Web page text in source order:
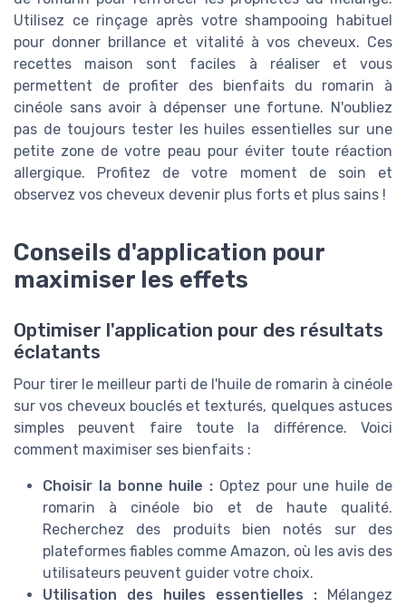
Utilisez ce rinçage après votre shampooing habituel
pour donner brillance et vitalité à vos cheveux. Ces
recettes maison sont faciles à réaliser et vous
permettent de profiter des bienfaits du romarin à
cinéole sans avoir à dépenser une fortune. N'oubliez
pas de toujours tester les huiles essentielles sur une
petite zone de votre peau pour éviter toute réaction
allergique. Profitez de votre moment de soin et
observez vos cheveux devenir plus forts et plus sains !
Conseils d'application pour
maximiser les effets
Optimiser l'application pour des résultats
éclatants
Pour tirer le meilleur parti de l'huile de romarin à cinéole
sur vos cheveux bouclés et texturés, quelques astuces
simples peuvent faire toute la différence. Voici
comment maximiser ses bienfaits :
Choisir la bonne huile : Optez pour une huile de
romarin à cinéole bio et de haute qualité.
Recherchez des produits bien notés sur des
plateformes fiables comme Amazon, où les avis des
utilisateurs peuvent guider votre choix.
Utilisation des huiles essentielles : Mélangez